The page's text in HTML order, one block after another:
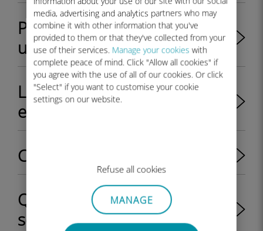
media, advertising and analytics partners who may
combine it with other information that you've
provided to them or that they've collected from your
use of their services. Manage your cookies with
complete peace of mind. Click "Allow all cookies" if
you agree with the use of all of our cookies. Or click
"Select" if you want to customise your cookie
settings on our website.
Refuse all cookies
MANAGE
Posso passare da una eSIM a
una SIM fisica?
L'iPhone 11 supporta le
eSIM?
Come salvare i dati
Quali dispositivi Samsung
sono compatibili con la eSIM?